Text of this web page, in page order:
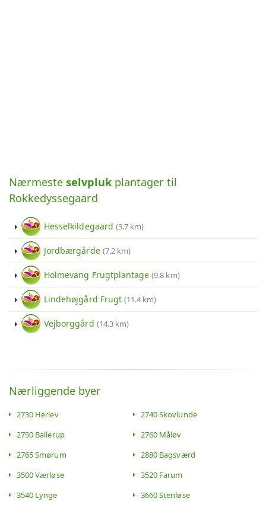
Nærmeste selvpluk plantager til
Rokkedyssegaard
Hesselkildegaard (3.7 km)
Jordbærgårde (7.2 km)
Holmevang Frugtplantage(9.8 km)
Lindehøjgård Frugt (11.4 km)
Vejborggård (14.3 km)
Nærliggende byer
2730 Herlev
2740 Skovlunde
2750 Ballerup
2760 Måløv
2765 Smørum
2880 Bagsværd
3500 Værløse
3520 Farum
3540 Lynge
3660 Stenløse